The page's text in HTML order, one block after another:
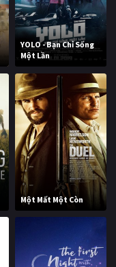
YOLO - Bạn Chỉ Sống
Một Lần
Một Mất Một Còn